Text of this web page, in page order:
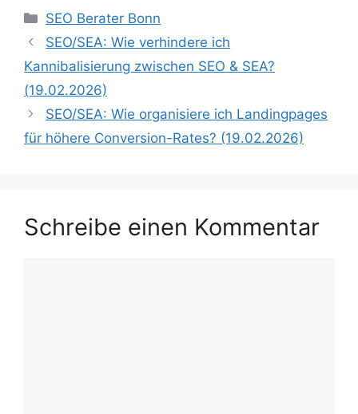
Kategorien
SEO Berater Bonn
SEO/SEA: Wie verhindere ich
Kannibalisierung zwischen SEO & SEA?
(19.02.2026)
SEO/SEA: Wie organisiere ich Landingpages
für höhere Conversion-Rates? (19.02.2026)
Schreibe einen Kommentar